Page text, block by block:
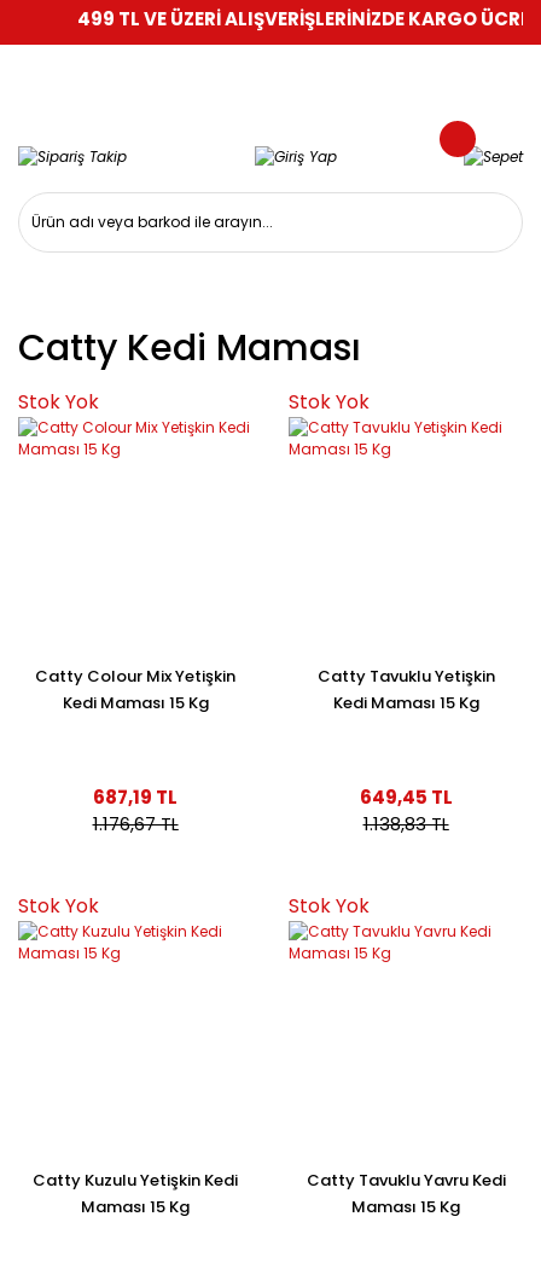
499 TL VE ÜZERİ ALIŞVERİŞLERİNİZDE KARGO
Catty Kedi Maması
Stok Yok
Catty Colour Mix Yetişkin
Kedi Maması 15 Kg
687,19 TL
1.176,67 TL
Stok Yok
Catty Tavuklu Yetişkin
Kedi Maması 15 Kg
649,45 TL
1.138,83 TL
Stok Yok
Catty Kuzulu Yetişkin Kedi
Maması 15 Kg
Stok Yok
Catty Tavuklu Yavru Kedi
Maması 15 Kg